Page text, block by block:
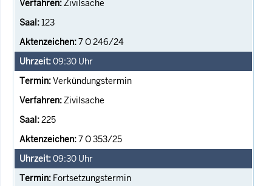
Zivilsache
123
7 O 246/24
09:30 Uhr
Verkündungstermin
Zivilsache
225
7 O 353/25
09:30 Uhr
Fortsetzungstermin